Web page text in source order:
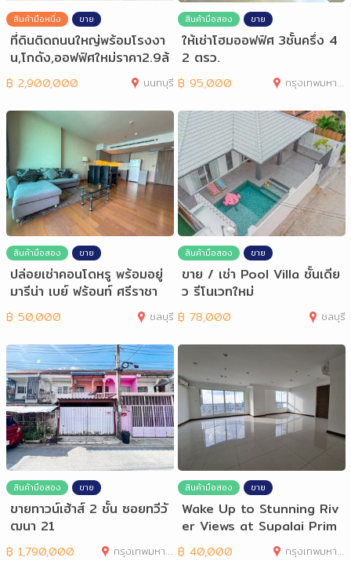
สินค้ามือหนึ่ง ขาย
ที่ดินติดถนนใหญ่พร้อมโรงงา
น,โกดัง,ออฟฟิศใหม่ราคา2.9ล้
านบาท
฿ 2,900,000 นนทบุรี
สินค้ามือสอง ขาย
ให้เช่าโฮมออฟฟิศ 3ชั้นครึ่ง 4
2 ตรว.
฿ 95,000 กรุงเทพมหานคร
สินค้ามือสอง ขาย
ปล่อยเช่าคอนโดหรู พร้อมอยู่
มารีน่า เบย์ ฟร้อนท์ ศรีราชา
฿ 50,000 ชลบุรี
สินค้ามือสอง ขาย
ขาย / เช่า Pool Villa ชั้นเดีย
ว รีโนเวทใหม่
฿ 78,000 ชลบุรี
สินค้ามือสอง ขาย
ขายทาวน์เฮ้าส์ 2 ชั้น ซอยทวีวั
ฒนา 21
฿ 1,790,000 กรุงเทพมหานคร
สินค้ามือสอง ขาย
Wake Up to Stunning Riv
er Views at Supalai Prim
a Riva
฿ 40,000 กรุงเทพมหานคร